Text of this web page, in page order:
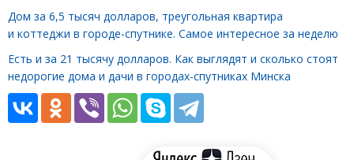
Дом за 6,5 тысяч долларов, треугольная квартира
и коттеджи в городе-спутнике. Самое интересное за неделю
Есть и за 21 тысячу долларов. Как выглядят и сколько стоят
недорогие дома и дачи в городах-спутниках Минска